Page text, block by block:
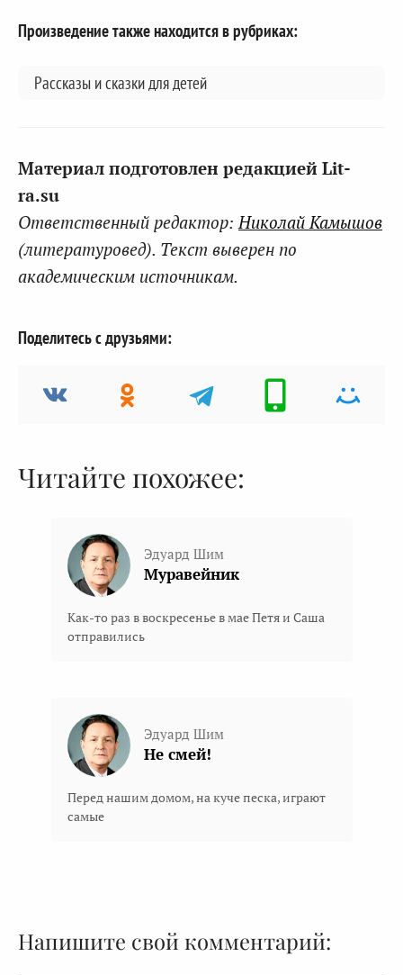
Произведение также находится в рубриках:
Рассказы и сказки для детей
Материал подготовлен редакцией Lit-
ra.su
Ответственный редактор:Николай Камышов
(литературовед). Текст выверен по
академическим источникам.
Поделитесь с друзьями:
Читайте похожее:
Эдуард Шим
Муравейник
Как-то раз в воскресенье в мае Петя и Саша
отправились
Эдуард Шим
Не смей!
Перед нашим домом, на куче песка, играют
самые
Напишите свой комментарий: